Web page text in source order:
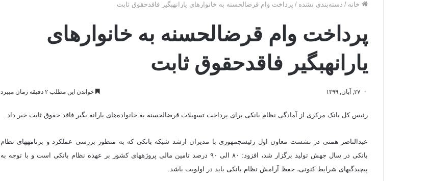
خانه / دسته‌بندی نشده / پرداخت وام قرض‎الحسنه به خانوارهای یارانه‎بگیر فاقدحقوق ثابت
پرداخت وام قرض‎الحسنه به خانوارهای
یارانه‎بگیر فاقدحقوق ثابت
۲۷, آبان, ۱۳۹۹ خواندن این مطلب ۲ دقیقه زمان میبرد
رئیس کل بانک مرکزی از آمادگی نظام بانکی برای پرداخت تسهیلات قرض‎الحسنه به خانواده‌های یارانه بگیر فاقد حقوق ثابت خبر داد.
عبدالناصر همتی در نشست معاون اول رئیس‎جمهوری با مدیران ارشد شبکه بانکی که به منظور بررسی عملکرد و برنامه‎های نظام
بانکی در سال جهش تولید برگزار شد، افزود: ۸۰ الی ۹۰ درصد تامین مالی پروژه‎های کشور بر عهده نظام بانکی است و با توجه به
پیچیدگی‎های شرایط کنونی، حفظ آرامش نظام بانکی باید در اولویت باشد.